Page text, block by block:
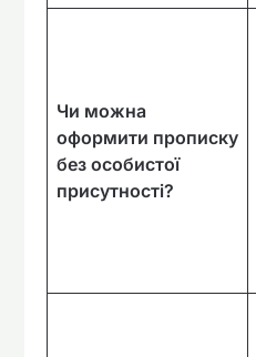
Чи можна
оформити прописку
без особистої
присутності?